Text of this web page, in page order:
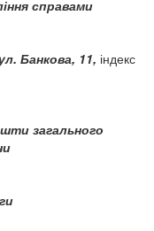
справами
Банкова, 11, індекс
загального